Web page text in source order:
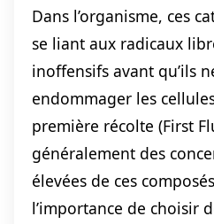
Dans l’organisme, ces
se liant aux radicaux
inoffensifs avant qu’ils
endommager les
première récolte (First
généralement des
élevées de ces
l’importance de choisir